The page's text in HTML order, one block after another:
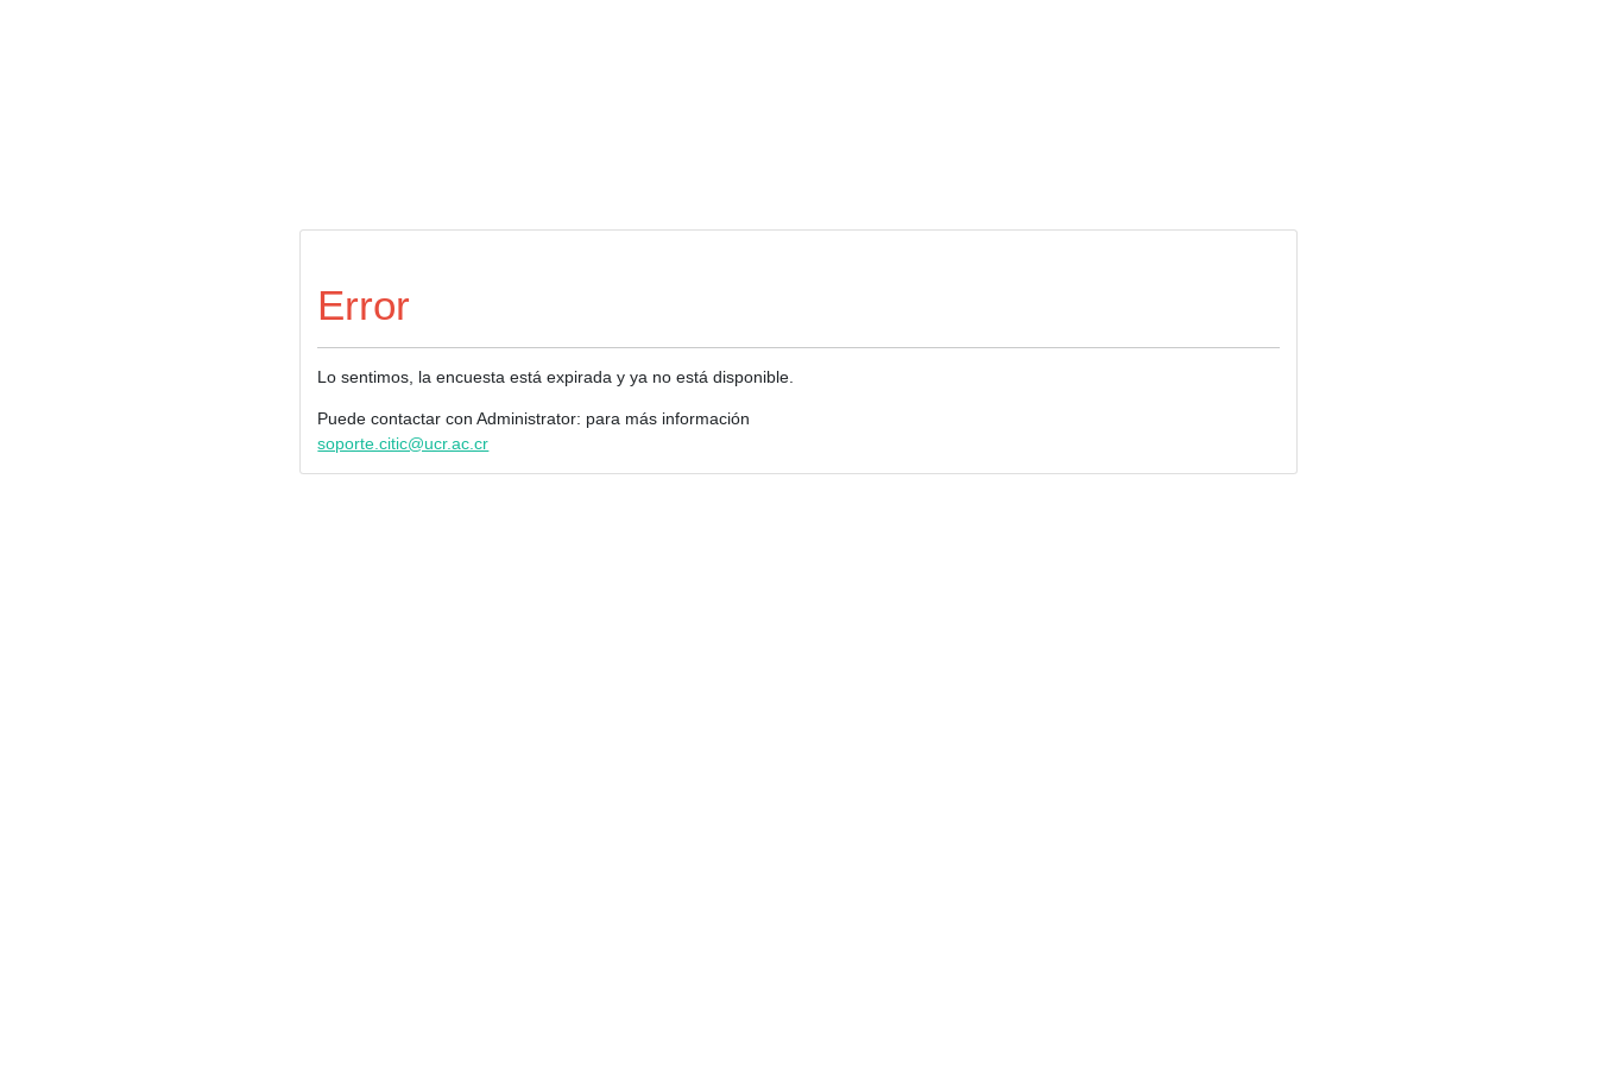
Error
Lo sentimos, la encuesta está expirada y ya no está disponible.
Puede contactar con Administrator: para más información
soporte.citic@ucr.ac.cr